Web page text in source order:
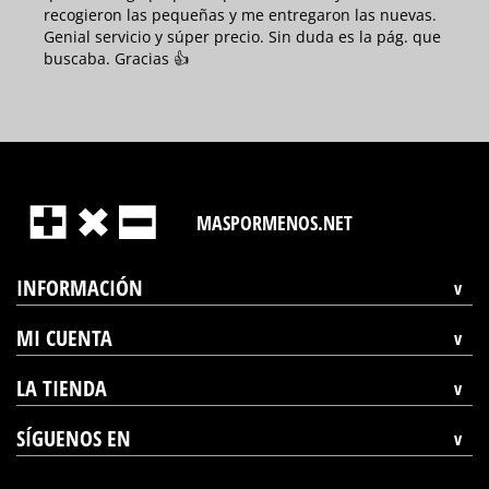
recogieron las pequeñas y me entregaron las nuevas.
Genial servicio y súper precio. Sin duda es la pág. que
buscaba. Gracias 👍
MASPORMENOS.NET
INFORMACIÓN
MI CUENTA
LA TIENDA
SÍGUENOS EN